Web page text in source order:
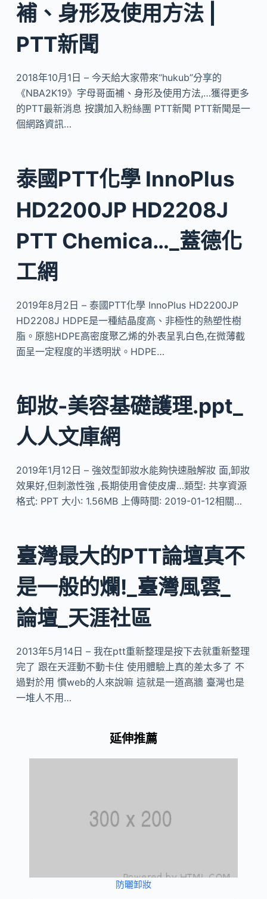
補、身形及使用方法 |
PTT新聞
2018年10月1日 – 今天給大家帶來“hukub”分享的
《NBA2K19》字母哥面補、身形及使用方法,…獲得更多
的PTT最新消息 按讚加入粉絲團 PTT新聞 PTT新聞是一
個網路資訊…
泰國PTT化學 InnoPlus
HD2200JP HD2208J
PTT Chemica…_蓋德化
工網
2019年8月2日 – 泰國PTT化學 InnoPlus HD2200JP
HD2208J HDPE是一種結晶度高、非極性的熱塑性樹
脂。原態HDPE高密度聚乙烯的外表呈乳白色,在微薄截
面呈一定程度的半透明狀。HDPE…
卸妝-美容基礎護理.ppt_
人人文庫網
2019年1月12日 – 強效型卸妝水能夠快速融解妝 面,卸妝
效果好,但刺激性強 ,長期使用會使皮膚…類型: 共享資源
格式: PPT 大小: 1.56MB 上傳時間: 2019-01-12相關…
臺灣最大的PTT論壇真不
是一般的爛!_臺灣風雲_
論壇_天涯社區
2013年5月14日 – 我在ptt重新整理是按下去就重新整理
完了 跟在天涯動不動卡住 使用體驗上真的差太多了 不
過對於用 慣web的人來說嘛 這就是一道高牆 臺灣也是
一堆人不用…
延伸推薦
防曬卸妝